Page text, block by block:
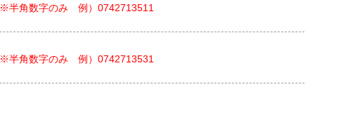
※半角数字のみ 例）0742713511
※半角数字のみ 例）0742713531